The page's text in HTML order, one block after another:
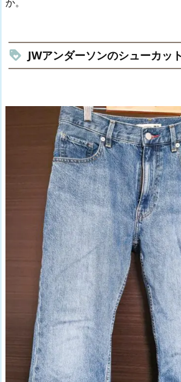
JWアンダーソンのシューカッ